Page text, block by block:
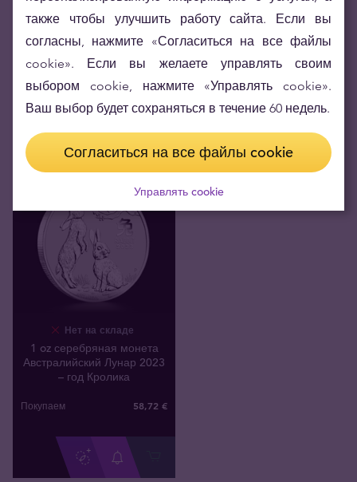
Нет на складе
1 oz Австралийская
Кукабарра 2023
Покупаем 53, €
Нет на складе
30 г Серебряная монета
Китайская Панда 2023
Покупаем 51,81
Нет на складе
1 oz серебряная монета
Австралийский Лунар 2023
– год Кролика
Покупаем 58,72 €
также чтобы улучшить работу сайта. Если вы
согласны, нажмите «Согласиться на все файлы
cookie». Если вы желаете управлять своим
выбором cookie, нажмите «Управлять cookie».
Ваш выбор будет сохраняться в течение 60 недель.
Согласиться на все файлы cookie
Управлять cookie